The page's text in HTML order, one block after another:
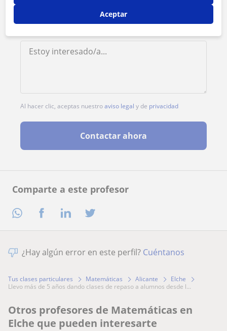
Comparte a este profesor
Al hacer clic, aceptas nuestroaviso legal y de privacidad
Contactar ahora
¿Hay algún error en este perfil? Cuéntanos
Tus clases particulares Matemáticas Alicante
Elche
llevo más de 5 años dando clases de repaso a alumnos desde l...
Otros profesores de Matemáticas en
Elche que pueden interesarte
Aceptar